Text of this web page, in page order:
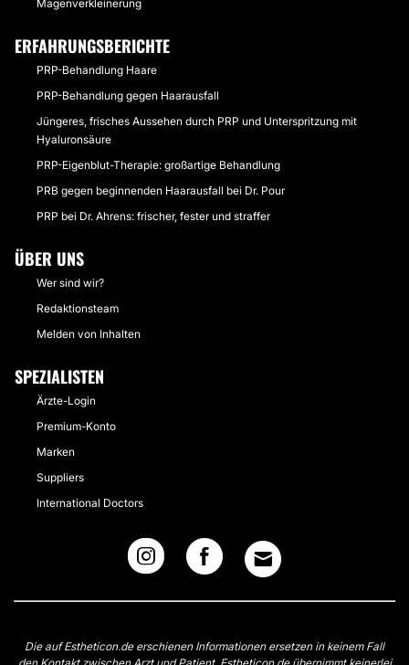
Magenverkleinerung
ERFAHRUNGSBERICHTE
PRP-Behandlung Haare
PRP-Behandlung gegen Haarausfall
Jüngeres, frisches Aussehen durch PRP und Unterspritzung mit
Hyaluronsäure
PRP-Eigenblut-Therapie: großartige Behandlung
PRB gegen beginnenden Haarausfall bei Dr. Pour
PRP bei Dr. Ahrens: frischer, fester und straffer
ÜBER UNS
Wer sind wir?
Redaktionsteam
Melden von Inhalten
SPEZIALISTEN
Ärzte-Login
Premium-Konto
Marken
Suppliers
International Doctors
Die auf Estheticon.de erschienen Informationen ersetzen in keinem Fall